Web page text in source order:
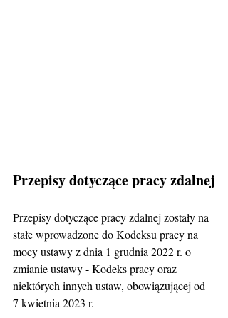
Przepisy dotyczące pracy zdalnej
Przepisy dotyczące pracy zdalnej zostały na
stałe wprowadzone do Kodeksu pracy na
mocy ustawy z dnia 1 grudnia 2022 r. o
zmianie ustawy - Kodeks pracy oraz
niektórych innych ustaw, obowiązującej od
7 kwietnia 2023 r.